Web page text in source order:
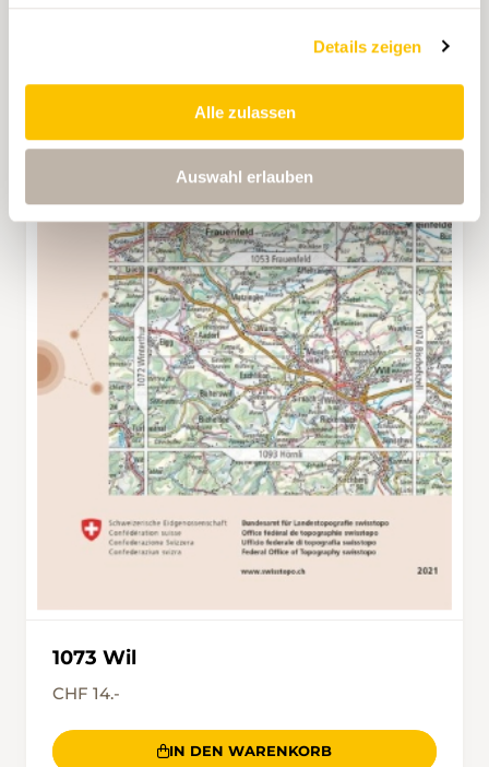
Details zeigen
Alle zulassen
Auswahl erlauben
1073 Wil
CHF 14.-
IN DEN WARENKORB